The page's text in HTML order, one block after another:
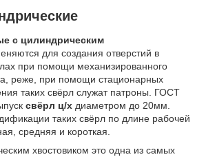
с цилиндрическим
для создания отверстий в
при помощи механизированного
реже, при помощи стационарных
таких свёрл служат патроны. ГОСТ
свёрл ц/х диаметром до 20мм.
таких свёрл по длине рабочей
средняя и короткая.
хвостовиком это одна из самых